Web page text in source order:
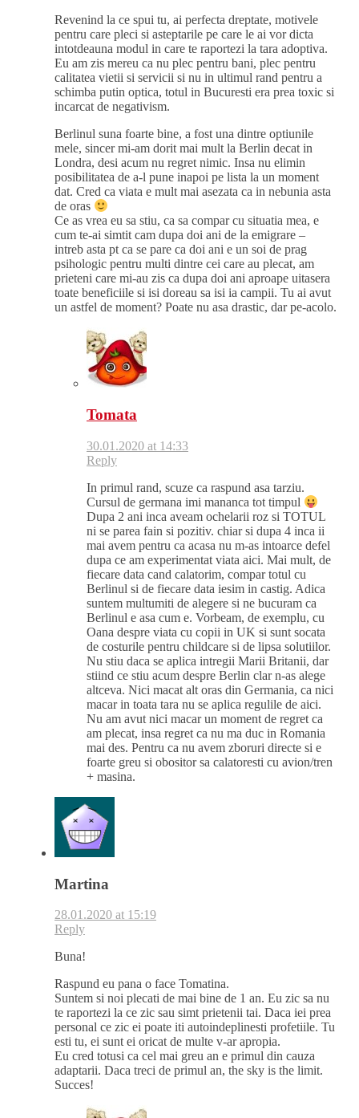
Revenind la ce spui tu, ai perfecta dreptate, motivele
pentru care pleci si asteptarile pe care le ai vor dicta
intotdeauna modul in care te raportezi la tara adoptiva.
Eu am zis mereu ca nu plec pentru bani, plec pentru
calitatea vietii si servicii si nu in ultimul rand pentru a
schimba putin optica, totul in Bucuresti era prea toxic si
incarcat de negativism.
Berlinul suna foarte bine, a fost una dintre optiunile
mele, sincer mi-am dorit mai mult la Berlin decat in
Londra, desi acum nu regret nimic. Insa nu elimin
posibilitatea de a-l pune inapoi pe lista la un moment
dat. Cred ca viata e mult mai asezata ca in nebunia asta
de oras
Ce as vrea eu sa stiu, ca sa compar cu situatia mea, e
cum te-ai simtit cam dupa doi ani de la emigrare –
intreb asta pt ca se pare ca doi ani e un soi de prag
psihologic pentru multi dintre cei care au plecat, am
prieteni care mi-au zis ca dupa doi ani aproape uitasera
toate beneficiile si isi doreau sa isi ia campii. Tu ai avut
un astfel de moment? Poate nu asa drastic, dar pe-acolo.
Tomata
30.01.2020 at 14:33
Reply
In primul rand, scuze ca raspund asa tarziu.
Cursul de germana imi mananca tot timpul
Dupa 2 ani inca aveam ochelarii roz si TOTUL
ni se parea fain si pozitiv. chiar si dupa 4 inca ii
mai avem pentru ca acasa nu m-as intoarce defel
dupa ce am experimentat viata aici. Mai mult, de
fiecare data cand calatorim, compar totul cu
Berlinul si de fiecare data iesim in castig. Adica
suntem multumiti de alegere si ne bucuram ca
Berlinul e asa cum e. Vorbeam, de exemplu, cu
Oana despre viata cu copii in UK si sunt socata
de costurile pentru childcare si de lipsa solutiilor.
Nu stiu daca se aplica intregii Marii Britanii, dar
stiind ce stiu acum despre Berlin clar n-as alege
altceva. Nici macat alt oras din Germania, ca nici
macar in toata tara nu se aplica regulile de aici.
Nu am avut nici macar un moment de regret ca
am plecat, insa regret ca nu ma duc in Romania
mai des. Pentru ca nu avem zboruri directe si e
foarte greu si obositor sa calatoresti cu avion/tren
+ masina.
Martina
28.01.2020 at 15:19
Reply
Buna!
Raspund eu pana o face Tomatina.
Suntem si noi plecati de mai bine de 1 an. Eu zic sa nu
te raportezi la ce zic sau simt prietenii tai. Daca iei prea
personal ce zic ei poate iti autoindeplinesti profetiile. Tu
esti tu, ei sunt ei oricat de multe v-ar apropia.
Eu cred totusi ca cel mai greu an e primul din cauza
adaptarii. Daca treci de primul an, the sky is the limit.
Succes!